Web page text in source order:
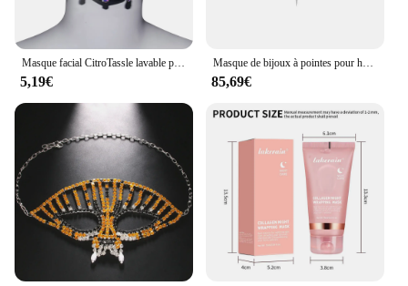
5,19€
Masque de bijoux à pointes pour hommes et femmes, sens métallique euraméricain, masque punk gothique réglable, bijoux qualifiée aux sexy
85,69€